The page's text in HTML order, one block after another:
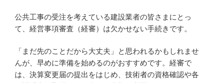
公共工事の受注を考えている建設業者の皆さまにとっ
て、経営事項審査（経審）は欠かせない手続きです。
「まだ先のことだから大丈夫」と思われるかもしれませ
んが、早めに準備を始めるのがおすすめです。経審で
は、決算変更届の提出をはじめ、技術者の資格確認や各